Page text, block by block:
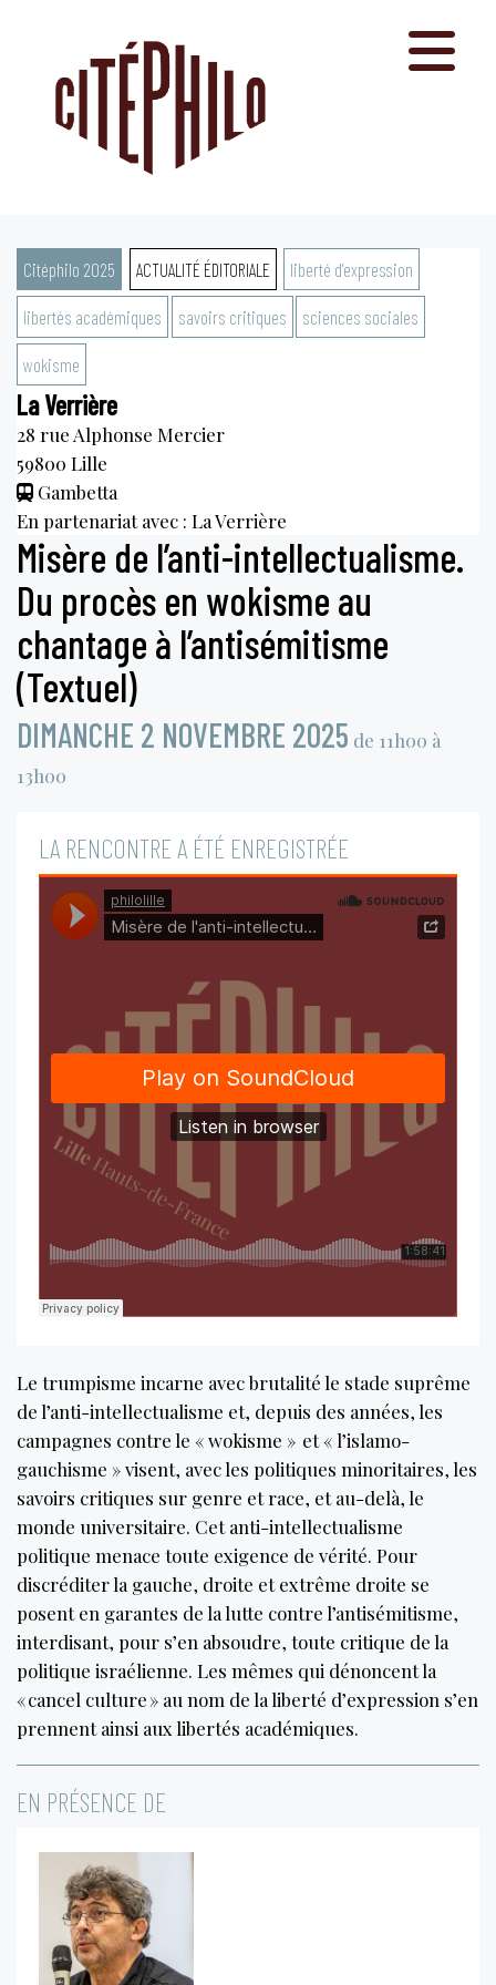
Citéphilo 2025 ACTUALITÉ ÉDITORIALE liberté d'expression
libertés académiques savoirs critiques sciences sociales
wokisme
La Verrière
28 rue Alphonse Mercier
59800 Lille
Gambetta
En partenariat avec : La Verrière
Misère de l’anti-intellectualisme.
Du procès en wokisme au
chantage à l’antisémitisme
(Textuel)
DIMANCHE 2 NOVEMBRE 2025 de 11h00 à
13h00
LA RENCONTRE A ÉTÉ ENREGISTRÉE
Le trumpisme incarne avec brutalité le stade suprême
de l’anti-intellectualisme et, depuis des années, les
campagnes contre le « wokisme » et « l’islamo-
gauchisme » visent, avec les politiques minoritaires, les
savoirs critiques sur genre et race, et au-delà, le
monde universitaire. Cet anti-intellectualisme
politique menace toute exigence de vérité. Pour
discréditer la gauche, droite et extrême droite se
posent en garantes de la lutte contre l’antisémitisme,
interdisant, pour s’en absoudre, toute critique de la
politique israélienne. Les mêmes qui dénoncent la
« cancel culture » au nom de la liberté d’expression s’en
prennent ainsi aux libertés académiques.
EN PRÉSENCE DE